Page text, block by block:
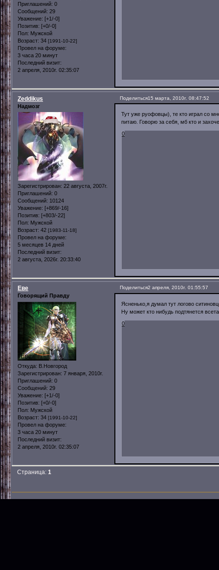
Приглашений: 0
Сообщений: 29
Уважение: [+1/-0]
Позитив: [+0/-0]
Пол: Мужской
Возраст: 34 [1991-10-22]
Провел на форуме:
3 часа 20 минут
Последний визит:
2 апреля, 2010г. 02:35:07
Поделиться15 марта, 2010г. 08:47:52
Zeddikus
Надмозг
Зарегистрирован: 22 августа, 2007г.
Приглашений: 0
Сообщений: 10124
Уважение: [+869/-16]
Позитив: [+803/-22]
Пол: Мужской
Возраст: 42 [1983-11-18]
Провел на форуме:
5 месяцев 14 дней
Последний визит:
2 августа, 2026г. 20:33:40
Тут уже руофовцы), те кто играл со
питаю. Говорю за себя, мб кто и
0
Поделиться2 апреля, 2010г. 01:55:57
Еве
Говорящий Правду
Откуда: В.Новгород
Зарегистрирован: 7 января, 2010г.
Приглашений: 0
Сообщений: 29
Уважение: [+1/-0]
Позитив: [+0/-0]
Пол: Мужской
Возраст: 34 [1991-10-22]
Провел на форуме:
3 часа 20 минут
Последний визит:
2 апреля, 2010г. 02:35:07
Ясненько,я думал тут логово
Ну может кто нибудь подтянется
0
Страница:1